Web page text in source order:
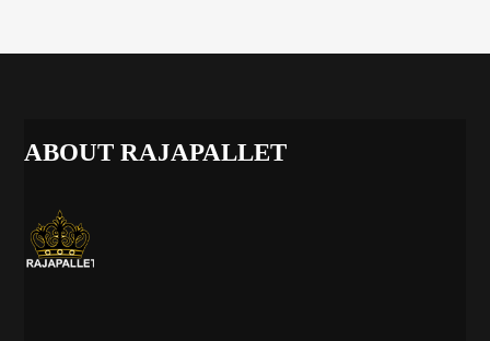
ABOUT RAJAPALLET